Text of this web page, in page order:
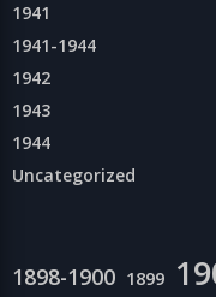
1941
1941-1944
1942
1943
1944
Uncategorized
1898-1900 1899